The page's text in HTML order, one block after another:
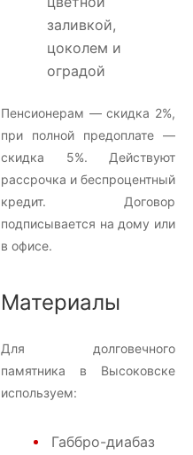
заливкой,
цоколем и
оградой
Пенсионерам — скидка 2%,
при полной предоплате —
скидка 5%. Действуют
рассрочка и беспроцентный
кредит. Договор
подписывается на дому или
в офисе.
Материалы
Для долговечного
памятника в Высоковске
используем:
Габбро-диабаз